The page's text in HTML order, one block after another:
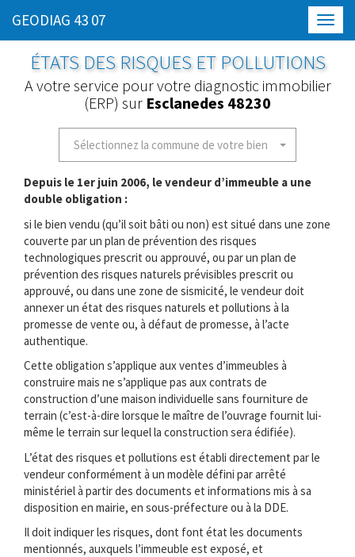
GEODIAG 43 07
ÉTATS DES RISQUES ET POLLUTIONS
A votre service pour votre diagnostic immobilier
(ERP) sur Esclanedes 48230
Sélectionnez la commune de votre bien
Depuis le 1er juin 2006, le vendeur d’immeuble a une
double obligation :
si le bien vendu (qu’il soit bâti ou non) est situé dans une zone
couverte par un plan de prévention des risques
technologiques prescrit ou approuvé, ou par un plan de
prévention des risques naturels prévisibles prescrit ou
approuvé, ou dans une zone de sismicité, le vendeur doit
annexer un état des risques naturels et pollutions à la
promesse de vente ou, à défaut de promesse, à l’acte
authentique.
Cette obligation s’applique aux ventes d’immeubles à
construire mais ne s’applique pas aux contrats de
construction d’une maison individuelle sans fourniture de
terrain (c’est-à-dire lorsque le maître de l’ouvrage fournit lui-
même le terrain sur lequel la construction sera édifiée).
L’état des risques et pollutions est établi directement par le
vendeur conformément à un modèle défini par arrêté
ministériel à partir des documents et informations mis à sa
disposition en mairie, en sous-préfecture ou à la DDE.
Il doit indiquer les risques, dont font état les documents
mentionnés, auxquels l’immeuble est exposé, et